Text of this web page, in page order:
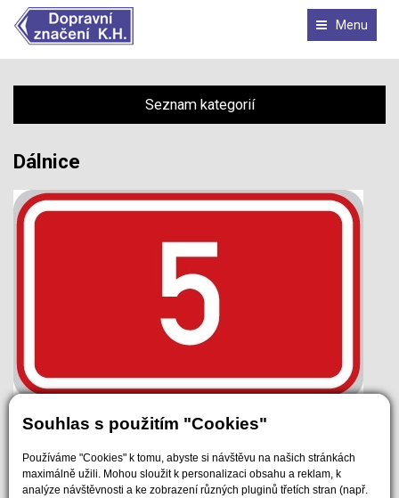
Souhlas s použitím "Cookies"
Používáme "Cookies" k tomu, abyste si návštěvu na našich stránkách
maximálně užili. Mohou sloužit k personalizaci obsahu a reklam, k
analýze návštěvnosti a ke zobrazení různých pluginů třetích stran (např.
Menu
Seznam kategorií
Dálnice